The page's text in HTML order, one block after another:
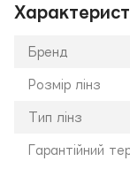
Бренд
Розмір лінз
Тип лінз
Гарантійний